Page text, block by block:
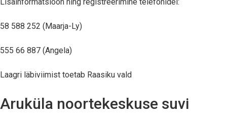
58 588 252 (Maarja-Ly)
555 66 887 (Angela)
Laagri läbiviimist toetab Raasiku vald
Aruküla noortekeskuse suvi